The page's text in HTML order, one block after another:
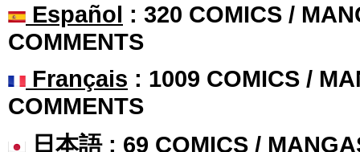
Español : 320 COMICS /
COMMENTS
Français : 1009 COMICS /
COMMENTS
日本語: 69 COMICS /